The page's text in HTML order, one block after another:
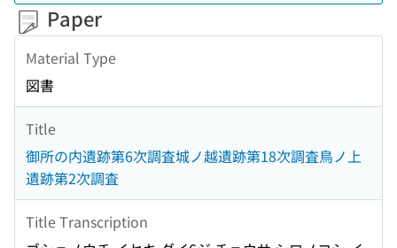
Paper
Material Type
図書
Title
御所の内遺跡第6次調査城ノ越遺跡第18次調査鳥ノ上
遺跡第2次調査
Title Transcription